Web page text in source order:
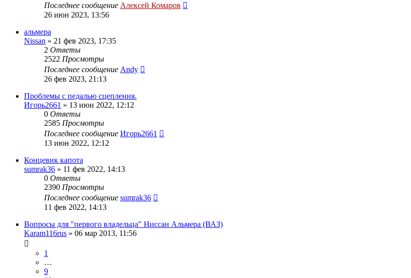
Последнее сообщение Алексей Комаров
26 июн 2023, 13:56
альмера
Nissan » 21 фев 2023, 17:35
2 Ответы
2522 Просмотры
Последнее сообщение Andy
26 фев 2023, 21:13
Проблемы с педалью сцепления.
Игорь2661 » 13 июн 2022, 12:12
0 Ответы
2585 Просмотры
Последнее сообщение Игорь2661
13 июн 2022, 12:12
Концевик капота
sumrak36 » 11 фев 2022, 14:13
0 Ответы
2390 Просмотры
Последнее сообщение sumrak36
11 фев 2022, 14:13
Вопросы для "первого владельца" Ниссан Альмера (ВАЗ)
Karam116rus » 06 мар 2013, 11:56
1
…
9